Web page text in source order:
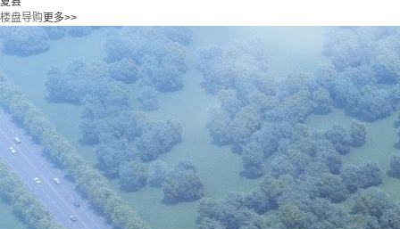
楼盘导购更多>>